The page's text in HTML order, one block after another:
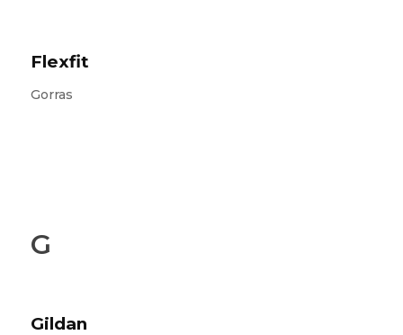
Flexfit
Gorras
G
Gildan